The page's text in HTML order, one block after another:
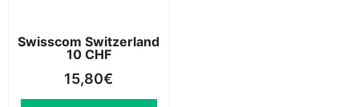
Swisscom Switzerland
10 CHF
15,80€